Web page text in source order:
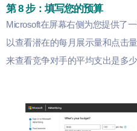
第 8 步：填写您的预算
Microsoft在屏幕右侧为您提供了
以查看潜在的每月展示量和点击
来查看竞争对手的平均支出是多少